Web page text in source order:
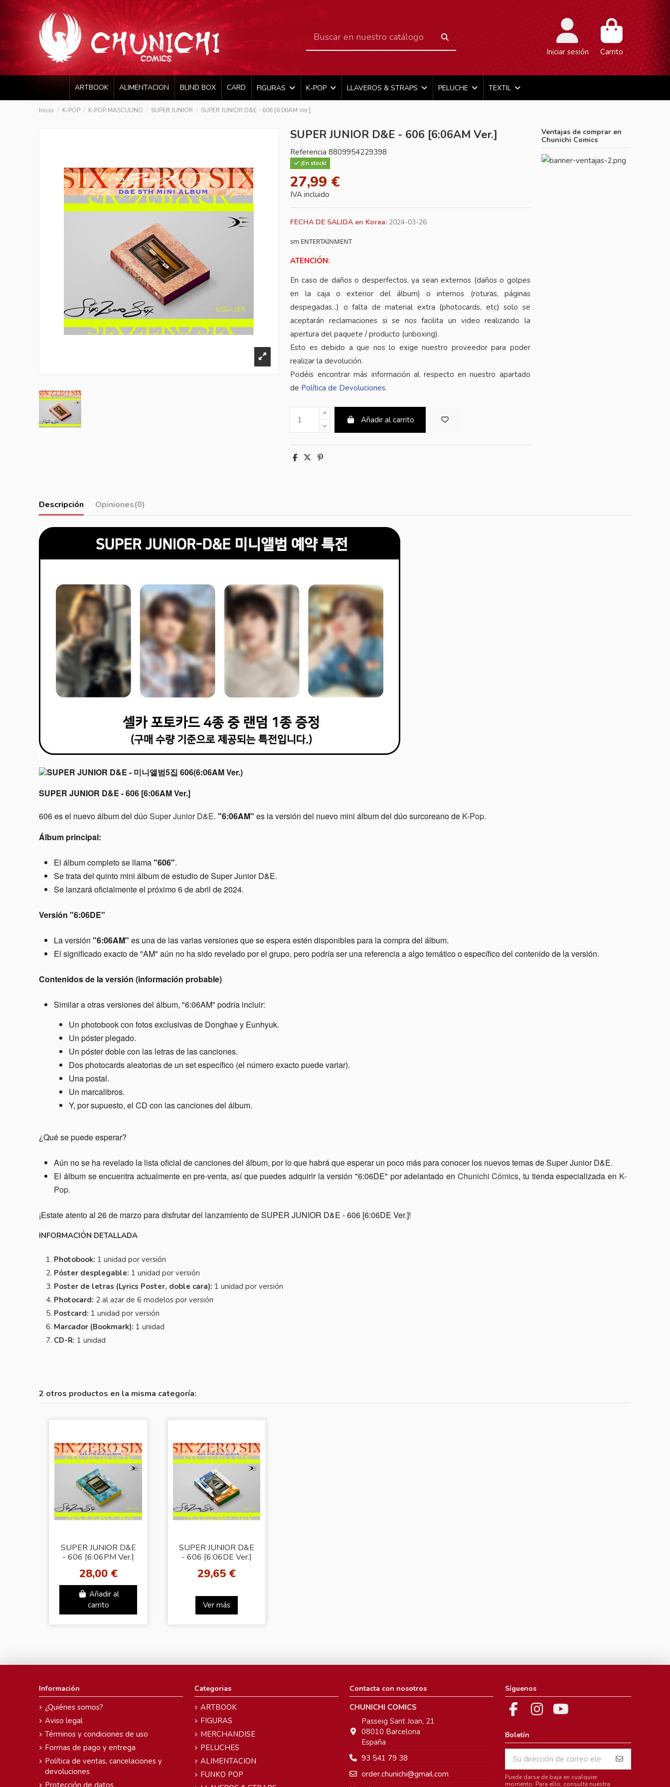
Iniciar sesión Carrito
ARTBOOK ALIMENTACION BLIND BOX CARD FIGURAS K-POP LLAVEROS & STRAPS PELUCHE TEXTIL
Inicio K-POP K-POP MASCULINO SUPER JUNIOR SUPER JUNIOR D&E - 606 [6:06AM Ver.]
SUPER JUNIOR D&E - 606 [6:06AM Ver.]
Referencia 8809954229398
¡En stock!
27,99 €
IVA incluido
FECHA DE SALIDA en Korea: 2024-03-26
sm ENTERTAINMENT
ATENCIÓN:
En caso de daños o desperfectos, ya sean externos (daños o golpes
en la caja o exterior del álbum) o internos (roturas, páginas
despegadas...) o falta de material extra (photocards, etc) solo se
aceptarán reclamaciones si se nos facilita un video realizando la
apertura del paquete / producto (unboxing).
Esto es debido a que nos lo exige nuestro proveedor para poder
realizar la devolución.
Podéis encontrar más información al respecto en nuestro apartado
de Política de Devoluciones.
Añadir al carrito
Ventajas de comprar en
Chunichi Comics
Descripción Opiniones(0)
SUPER JUNIOR D&E - 606 [6:06AM Ver.]
606 es el nuevo álbum del dúoSuper Junior D&E."6:06AM" es la versión del nuevo mini álbum del dúo surcoreano de K-Pop.
Álbum principal:
El álbum completo se llama"606".
Se trata del quinto mini álbum de estudio de Super Junior D&E.
Se lanzará oficialmente el próximo 6 de abril de 2024.
Versión "6:06DE"
La versión"6:06AM" es una de las varias versiones que se espera estén disponibles para la compra del álbum.
El significado exacto de "AM" aún no ha sido revelado por el grupo, pero podría ser una referencia a algo temático o específico del contenido de la versión.
Contenidos de la versión (información probable)
Similar a otras versiones del álbum, "6:06AM" podría incluir:
Un photobook con fotos exclusivas de Donghae y Eunhyuk.
Un póster plegado.
Un póster doble con las letras de las canciones.
Dos photocards aleatorias de un set específico (el número exacto puede variar).
Una postal.
Un marcalibros.
Y, por supuesto, el CD con las canciones del álbum.
¿Qué se puede esperar?
Aún no se ha revelado la lista oficial de canciones del álbum, por lo que habrá que esperar un poco más para conocer los nuevos temas de Super Junior D&E.
El álbum se encuentra actualmente en pre-venta, así que puedes adquirir la versión "6:06DE" por adelantado en Chunichi Cómics, tu tienda especializada en K-
Pop.
¡Estate atento al 26 de marzo para disfrutar del lanzamiento de SUPER JUNIOR D&E - 606 [6:06DE Ver.]!
INFORMACIÓN DETALLADA
Photobook: 1 unidad por versión
Póster desplegable: 1 unidad por versión
Poster de letras (Lyrics Poster, doble cara): 1 unidad por versión
Photocard: 2 al azar de 6 modelos por versión
Postcard: 1 unidad por versión
Marcador (Bookmark): 1 unidad
CD-R: 1 unidad
2 otros productos en la misma categoría:
SUPER JUNIOR D&E
- 606 [6:06PM Ver.]
28,00 €
Añadir al
carrito
SUPER JUNIOR D&E
- 606 [6:06DE Ver.]
29,65 €
Ver más
Información
¿Quiénes somos?
Aviso legal
Términos y condiciones de uso
Formas de pago y entrega
Política de ventas, cancelaciones y
devoluciones
Protección de datos
Categorias
ARTBOOK
FIGURAS
MERCHANDISE
PELUCHES
ALIMENTACION
FUNKO POP
Contacta con nosotros
CHUNICHI COMICS
Passeig Sant Joan, 21
08010 Barcelona
España
93 541 79 38
order.chunichi@gmail.com
Síguenos
Boletín
Puede darse de baja en cualquier
momento. Para ello, consulte nuestra